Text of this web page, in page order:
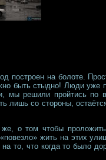
на болоте.
быть стыдно! Люди уже
мы решили пройтись по
лишь со стороны,
же, о том чтобы
жить на этих
то, что когда то было